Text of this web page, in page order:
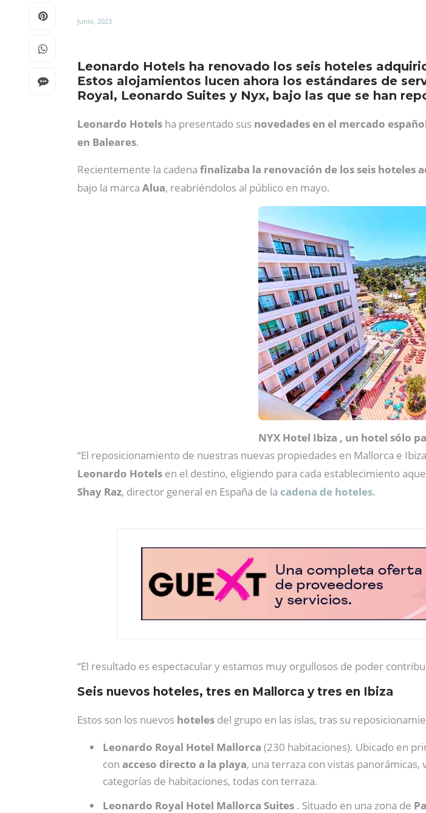
Junio, 2023
Leonardo Hotels ha renovado los seis hoteles
Estos alojamientos lucen ahora los estándares de
Royal, Leonardo Suites y Nyx, bajo las que se han
Leonardo Hotels ha presentado sus novedades en el mercado
en Baleares.
Recientemente la cadena finalizaba la renovación de los seis hoteles
bajo la marca Alua, reabriéndolos al público en mayo.
NYX Hotel Ibiza , un hotel sólo
“El reposicionamiento de nuestras nuevas propiedades en Mallorca e
Leonardo Hotels en el destino, eligiendo para cada establecimiento
Shay Raz, director general en España de la cadena de hoteles.
“El resultado es espectacular y estamos muy orgullosos de poder
Seis nuevos hoteles, tres en Mallorca y tres en Ibiza
Estos son los nuevos hoteles del grupo en las islas, tras su
Leonardo Royal Hotel Mallorca (230 habitaciones). Ubicado en
con acceso directo a la playa, una terraza con vistas
categorías de habitaciones, todas con terraza.
Leonardo Royal Hotel Mallorca Suites . Situado en una zona de